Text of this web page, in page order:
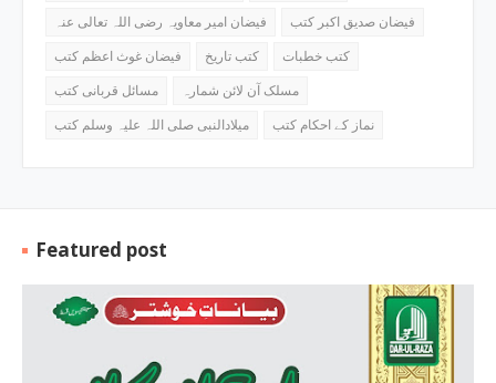
فیضان امیر معاویہ رضی اللہ تعالی عنہ
فیضان صدیق اکبر کتب
فیضان غوث اعظم کتب
کتب تاریخ
کتب خطبات
مسائل قربانی کتب
مسلک آن لائن شمارہ
میلادالنبی صلی اللہ علیہ وسلم کتب
نماز کے احکام کتب
Featured post